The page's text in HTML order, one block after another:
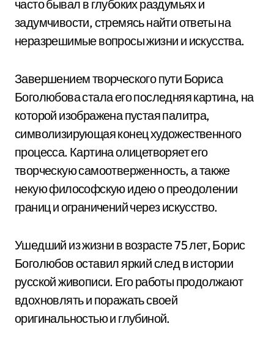
часто бывал в глубоких раздумьях и
задумчивости, стремясь найти ответы на
неразрешимые вопросы жизни и искусства.
Завершением творческого пути Бориса
Боголюбова стала его последняя картина, на
которой изображена пустая палитра,
символизирующая конец художественного
процесса. Картина олицетворяет его
творческую самоотверженность, а также
некую философскую идею о преодолении
границ и ограничений через искусство.
Ушедший из жизни в возрасте 75 лет, Борис
Боголюбов оставил яркий след в истории
русской живописи. Его работы продолжают
вдохновлять и поражать своей
оригинальностью и глубиной.